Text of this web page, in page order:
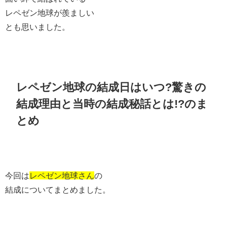
レペゼン地球が羨ましい
とも思いました。
レペゼン地球の結成日はいつ?驚きの
結成理由と当時の結成秘話とは!?のま
とめ
今回はレペゼン地球さん の
結成についてまとめました。